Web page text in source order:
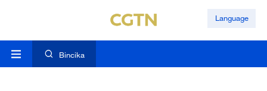
Language
Bincika